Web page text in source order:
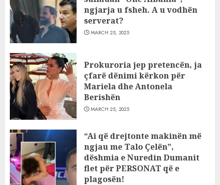
ngjarja u fsheh. A u vodhën
serverat?
MARCH 25, 2025
Prokuroria jep pretencën, ja
çfarë dënimi kërkon për
Mariela dhe Antonela
Berishën
MARCH 25, 2025
“Ai që drejtonte makinën më
ngjau me Talo Çelën”,
dëshmia e Nuredin Dumanit
flet për PERSONAT që e
plagosën!